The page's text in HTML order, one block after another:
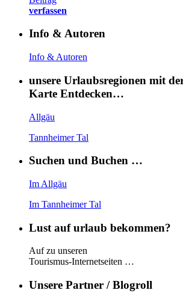
verfassen
Info & Autoren
Info & Autoren
unsere Urlaubsregionen mit
Karte Entdecken…
Allgäu
Tannheimer Tal
Suchen und Buchen …
Im Allgäu
Im Tannheimer Tal
Lust auf urlaub bekommen?
Auf zu unseren
Tourismus-Internetseiten …
Unsere Partner / Blogroll